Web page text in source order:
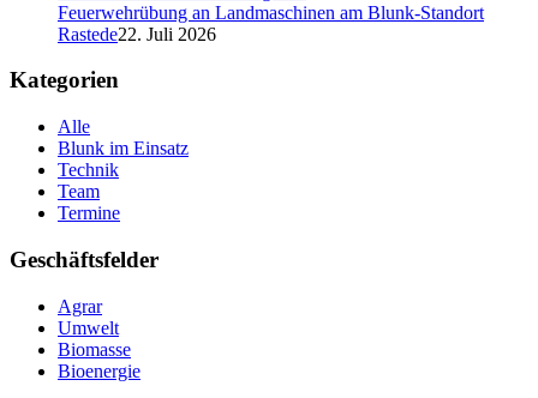
Feuerwehrübung an Landmaschinen am Blunk-Standort
Rastede22. Juli 2026
Kategorien
Alle
Blunk im Einsatz
Technik
Team
Termine
Geschäftsfelder
Agrar
Umwelt
Biomasse
Bioenergie